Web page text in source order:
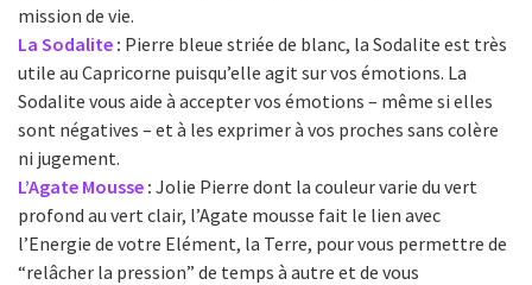
mission de vie.
La Sodalite : Pierre bleue striée de blanc, la Sodalite est très
utile au Capricorne puisqu’elle agit sur vos émotions. La
Sodalite vous aide à accepter vos émotions – même si elles
sont négatives – et à les exprimer à vos proches sans colère
ni jugement.
L’Agate Mousse : Jolie Pierre dont la couleur varie du vert
profond au vert clair, l’Agate mousse fait le lien avec
l’Energie de votre Elément, la Terre, pour vous permettre de
“relâcher la pression” de temps à autre et de vous